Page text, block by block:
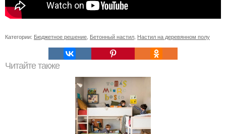
Категории: Бюджетное решение Бетонный настил Настил на деревянном полу
Читайте также